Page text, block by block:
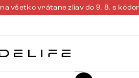
na všetko vrátane zliav do 9. 8. s